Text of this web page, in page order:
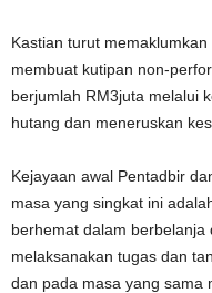
Kastian turut
membuat kutipan non-
berjumlah RM3juta melalui
hutang dan meneruskan
Kejayaan awal Pentadbir
masa yang singkat ini
berhemat dalam
melaksanakan tugas dan
dan pada masa yang sama